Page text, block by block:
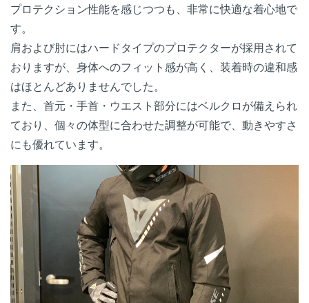
プロテクション性能を感じつつも、非常に快適な着心地で
す。
肩および肘にはハードタイプのプロテクターが採用されて
おりますが、身体へのフィット感が高く、装着時の違和感
はほとんどありませんでした。
また、首元・手首・ウエスト部分にはベルクロが備えられ
ており、個々の体型に合わせた調整が可能で、動きやすさ
にも優れています。